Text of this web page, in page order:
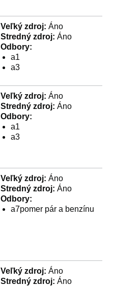
Veľký zdroj: Áno
Stredný zdroj: Áno
Odbory:
a1
a3
Veľký zdroj: Áno
Stredný zdroj: Áno
Odbory:
a1
a3
Veľký zdroj: Áno
Stredný zdroj: Áno
Odbory:
a7pomer pár a benzínu
Veľký zdroj: Áno
Stredný zdroj: Áno